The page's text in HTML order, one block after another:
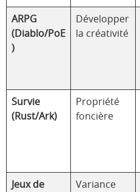
ARPG
(Diablo/PoE
)
Développer
la créativité
Survie
(Rust/Ark)
Propriété
foncière
Jeux de
Variance